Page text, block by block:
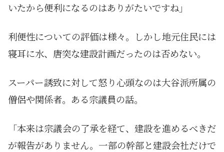
いたから便利になるのはありがたいですね」
利便性についての評価は様々。しかし地元住民には
寝耳に水、唐突な建設計画だったのは否めない。
スーパー誘致に対して怒り心頭なのは大谷派所属の
僧侶や関係者。ある宗議員の話。
「本来は宗議会の了承を経て、建設を進めるべきだ
が報告がありません。一部の幹部と建設会社だけで